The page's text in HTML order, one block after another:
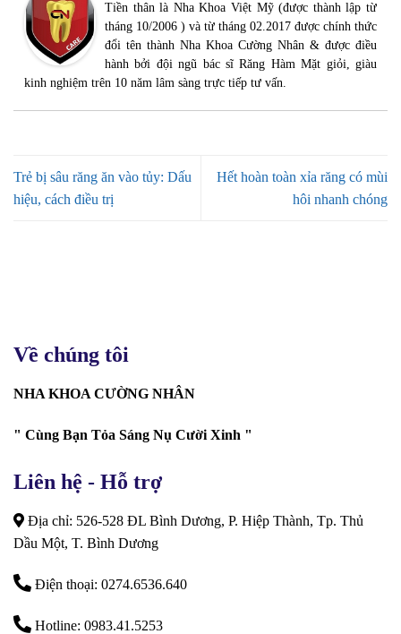
Tiền thân là Nha Khoa Việt Mỹ (được thành lập từ
tháng 10/2006 ) và từ tháng 02.2017 được chính thức
đổi tên thành Nha Khoa Cường Nhân & được điều
hành bởi đội ngũ bác sĩ Răng Hàm Mặt giỏi, giàu
kinh nghiệm trên 10 năm lâm sàng trực tiếp tư vấn.
Trẻ bị sâu răng ăn vào tủy: Dấu
hiệu, cách điều trị
Hết hoàn toàn xỉa răng có mùi
hôi nhanh chóng
Về chúng tôi
NHA KHOA CƯỜNG NHÂN
" Cùng Bạn Tỏa Sáng Nụ Cười Xinh "
Liên hệ - Hỗ trợ
Địa chỉ: 526-528 ĐL Bình Dương, P. Hiệp Thành, Tp. Thủ
Dầu Một, T. Bình Dương
Điện thoại: 0274.6536.640
Hotline: 0983.41.5253